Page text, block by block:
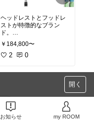
ヘッドレストとフッドレ
ストが特徴的なブラン
ド。
リラックスする時も仕事
する時もこれ1台で！
・タブレットをつけるた
リラックスしながら本読
￥184,800〜
2 0
開く
お知らせ my ROOM